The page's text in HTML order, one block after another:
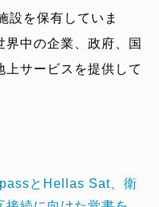
設を保有していま
中の企業、政府、国
上サービスを提供して
とHellas Sat、衛